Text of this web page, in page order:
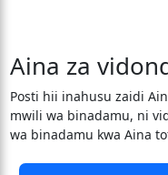
Aina za
Posti hii inahusu zaidi
mwili wa binadamu, ni
wa binadamu kwa Aina